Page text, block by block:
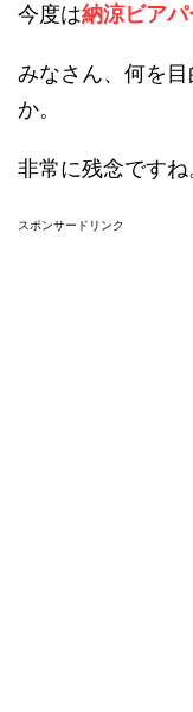
今度は納涼ビア
みなさん、何を
か。
非常に残念ですね
スポンサードリンク